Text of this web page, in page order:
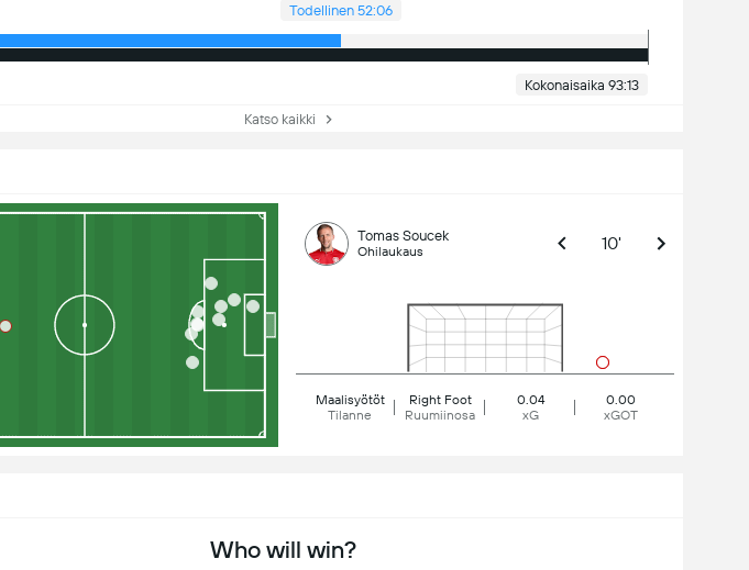
Todellinen 52:06
Kokonaisaika 93:13
Katso kaikki
Tomas Soucek
Ohilaukaus 10'
Maalisyötöt
Tilanne
Right Foot
Ruumiinosa
0.04
xG
0.00
xGOT
Who will win?